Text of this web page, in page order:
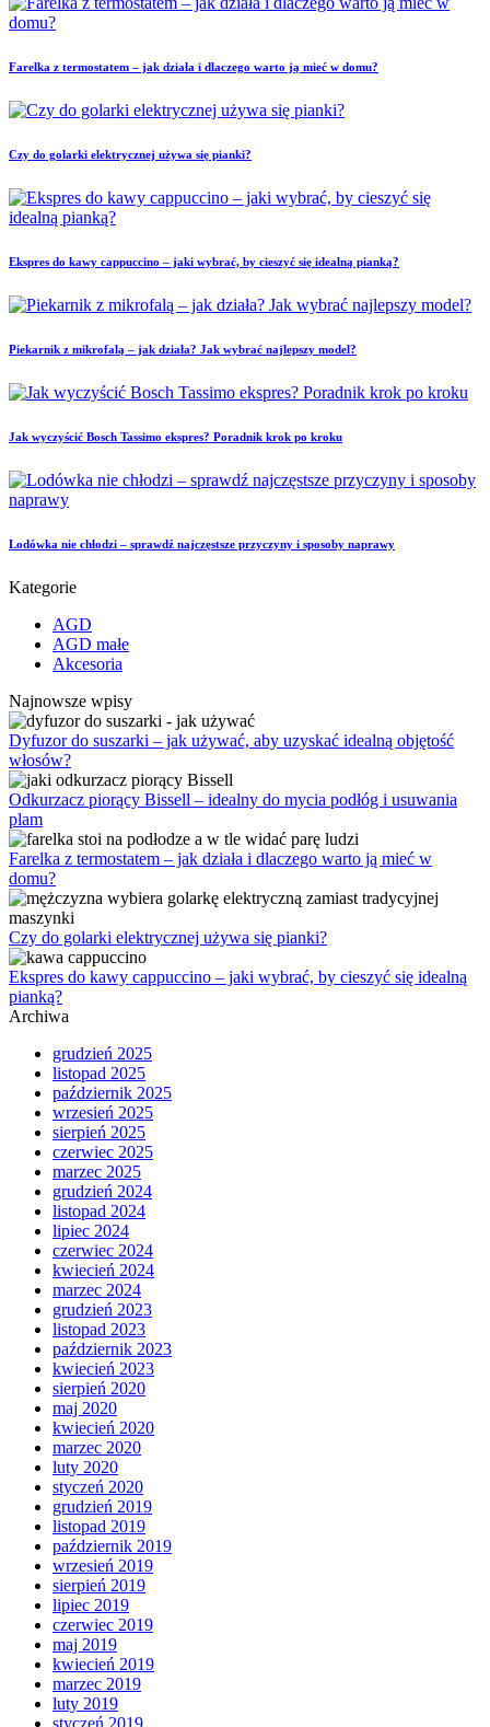
Farelka z termostatem – jak działa i dlaczego warto ją mieć w domu?
Czy do golarki elektrycznej używa się pianki?
Ekspres do kawy cappuccino – jaki wybrać, by cieszyć się idealną pianką?
Piekarnik z mikrofalą – jak działa? Jak wybrać najlepszy model?
Jak wyczyścić Bosch Tassimo ekspres? Poradnik krok po kroku
Lodówka nie chłodzi – sprawdź najczęstsze przyczyny i sposoby naprawy
Kategorie
AGD
AGD małe
Akcesoria
Najnowsze wpisy
Dyfuzor do suszarki – jak używać, aby uzyskać idealną objętość
włosów?
Odkurzacz piorący Bissell – idealny do mycia podłóg i usuwania
plam
Farelka z termostatem – jak działa i dlaczego warto ją mieć w
domu?
Czy do golarki elektrycznej używa się pianki?
Ekspres do kawy cappuccino – jaki wybrać, by cieszyć się idealną
pianką?
Archiwa
grudzień 2025
listopad 2025
październik 2025
wrzesień 2025
sierpień 2025
czerwiec 2025
marzec 2025
grudzień 2024
listopad 2024
lipiec 2024
czerwiec 2024
kwiecień 2024
marzec 2024
grudzień 2023
listopad 2023
październik 2023
kwiecień 2023
sierpień 2020
maj 2020
kwiecień 2020
marzec 2020
luty 2020
styczeń 2020
grudzień 2019
listopad 2019
październik 2019
wrzesień 2019
sierpień 2019
lipiec 2019
czerwiec 2019
maj 2019
kwiecień 2019
marzec 2019
luty 2019
styczeń 2019